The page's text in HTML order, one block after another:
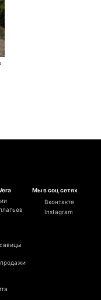
Мы в соц сетях
Вконтакте
Instagram